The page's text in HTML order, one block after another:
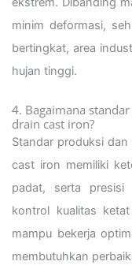
minim deformasi,
bertingkat, area
hujan tinggi.
4. Bagaimana
drain cast iron?
Standar produksi
cast iron memiliki
padat, serta
kontrol kualitas
mampu bekerja
membutuhkan